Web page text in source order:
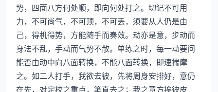
势，四面八方何处顺，即向何处打之。切记不可用
力，不可尚气，不可顶，不可丢，须要从人仍是由
己，得机得势，方能随手而奏效。动亦是意，步动而
身法不乱，手动而气势不散。单练之时，每一动要问
能否由动中向八面转换，不能八面转换，即速揣摩
之。如二人打手，我欲去彼，先将周身安排好，意仍
在先，对定校之重点，笔直去之；我之意方挨彼皮